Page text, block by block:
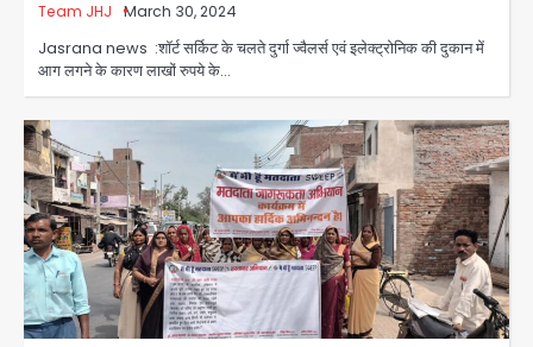
Team JHJ March 30, 2024
Jasrana news :शॉर्ट सर्किट के चलते दुर्गा ज्वैलर्स एवं इलेक्ट्रोनिक की दुकान में
आग लगने के कारण लाखों रुपये के…
3
युवा इनोवेटरों की सोच से हाईटेक होगी दिल्ली
पुलिस
4
सुदर्शन शक्ति-वी अभ्यास में मॉक आॅपरेशन
Team JHJ
एयरपोर्ट का फर्जी कर्मचारी बनकर 3 लाख
उड़ाए, अब पहुंचा सलाखों के पीछे
Team JHJ